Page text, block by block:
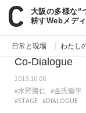
大阪の多様な“
耕すWebメデ
日常と現場 わたし
paperC Co-Dialogue
Co-Dialogue
2019.10.08
#水野勝仁 #金氏徹平
#STAGE #DIALOGUE